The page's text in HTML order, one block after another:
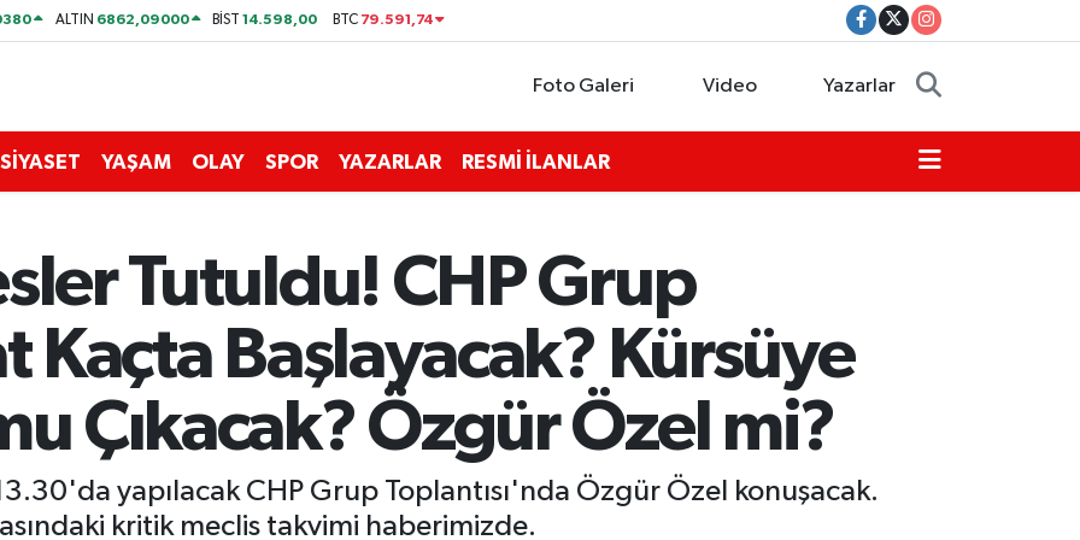
ALTIN 6862,09000 BİST14.598,00 BTC 79.591,74
Foto Galeri Video Yazarlar
SİYASET YAŞAM OLAY SPOR YAZARLAR RESMİ İLANLAR
Tutuldu! CHP Grup
Kaçta Başlayacak? Kürsüye
Çıkacak? Özgür Özel mi?
yapılacak CHP Grup Toplantısı'nda Özgür Özel konuşacak.
kritik meclis takvimi haberimizde.